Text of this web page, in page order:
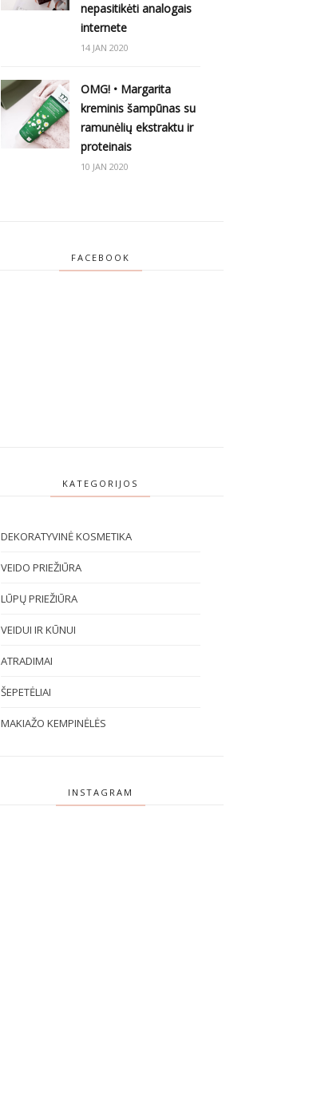
nepasitikėti analogais
internete
14 JAN 2020
OMG! • Margarita
kreminis šampūnas su
ramunėlių ekstraktu ir
proteinais
10 JAN 2020
FACEBOOK
KATEGORIJOS
DEKORATYVINĖ KOSMETIKA
VEIDO PRIEŽIŪRA
LŪPŲ PRIEŽIŪRA
VEIDUI IR KŪNUI
ATRADIMAI
ŠEPETĖLIAI
MAKIAŽO KEMPINĖLĖS
INSTAGRAM